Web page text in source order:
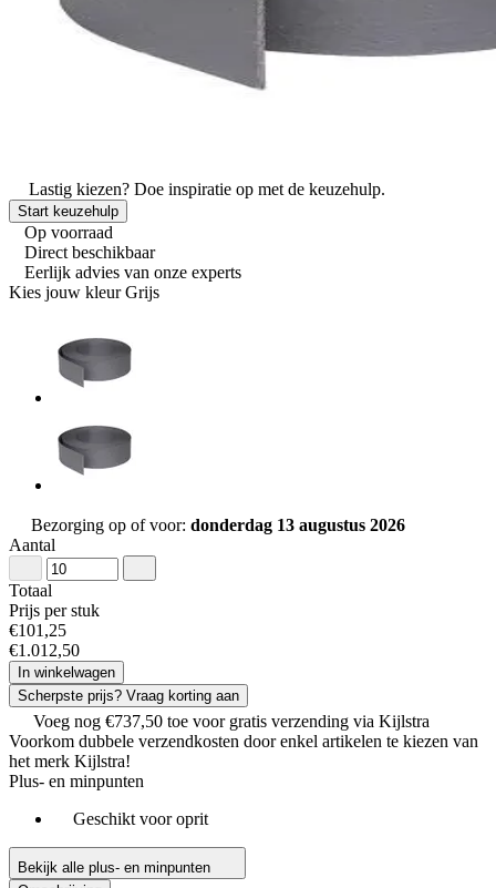
Lastig kiezen? Doe inspiratie op met de keuzehulp.
Start keuzehulp
Op voorraad
Direct beschikbaar
Eerlijk advies van onze experts
Kies jouw kleur Grijs
Bezorging op of voor: donderdag 13 augustus 2026
Aantal
Totaal
Prijs per stuk
€101 ,25
€1 .012,50
In winkelwagen
Scherpste prijs? Vraag korting aan
Voeg nog €737,50 toe voor gratis verzending via Kijlstra
Voorkom dubbele verzendkosten door enkel artikelen te kiezen van
het merk Kijlstra!
Plus- en minpunten
Geschikt voor oprit
Bekijk alle plus- en minpunten